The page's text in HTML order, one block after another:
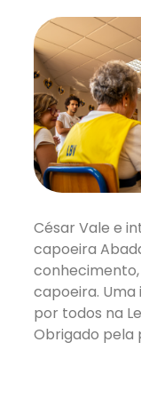
César Vale e
capoeira
capoeira.
por todos na
Obrigado pela